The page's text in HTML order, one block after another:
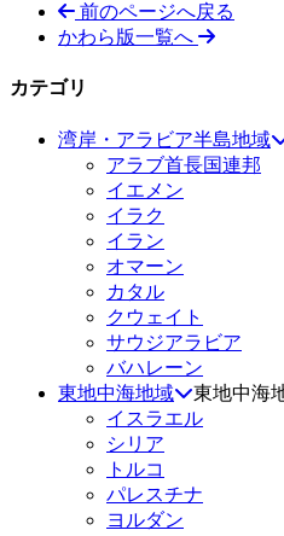
前のページへ戻る
かわら版一覧へ
カテゴリ
湾岸・アラビア半島地域
アラブ首長国連邦
イエメン
イラク
イラン
オマーン
カタル
クウェイト
サウジアラビア
バハレーン
東地中海地域
東地中海
イスラエル
シリア
トルコ
パレスチナ
ヨルダン